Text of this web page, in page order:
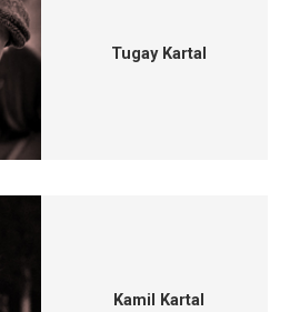
Tugay Kartal
Kamil Kartal